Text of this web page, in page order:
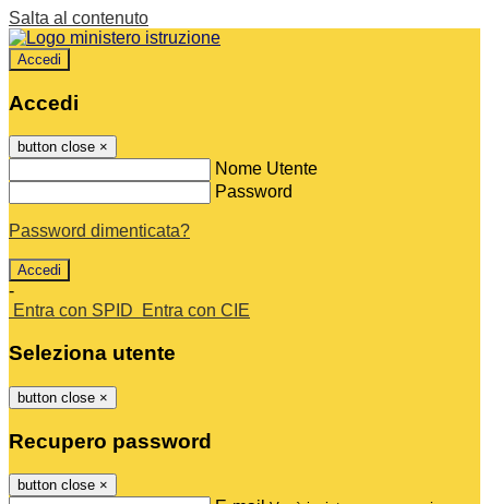
Salta al contenuto
Accedi
Accedi
button close ×
Nome Utente
Password
Password dimenticata?
-
Entra con SPID
Entra con CIE
Seleziona utente
button close ×
Recupero password
button close ×